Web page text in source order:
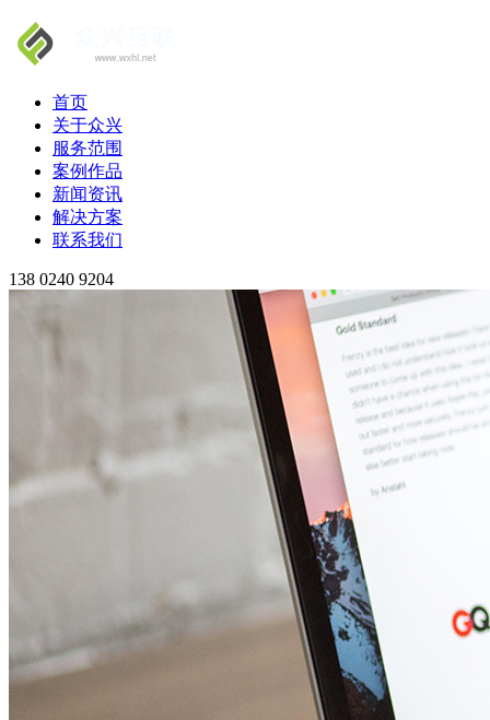
首页
关于众兴
服务范围
案例作品
新闻资讯
解决方案
联系我们
138 0240 9204